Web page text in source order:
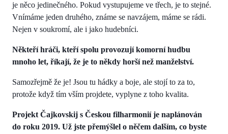
je něco jedinečného. Pokud vystupujeme ve třech, je to stejné.
Vnímáme jeden druhého, známe se navzájem, máme se rádi.
Nejen v soukromí, ale i jako hudebníci.
Někteří hráči, kteří spolu provozují komorní hudbu
mnoho let, říkají, že je to někdy horší než manželství.
Samozřejmě že je! Jsou tu hádky a boje, ale stojí to za to,
protože když tím vším projdete, vyplyne z toho kvalita.
Projekt Čajkovskij s Českou filharmonií je naplánován
do roku 2019. Už jste přemýšlel o něčem dalším, co byste